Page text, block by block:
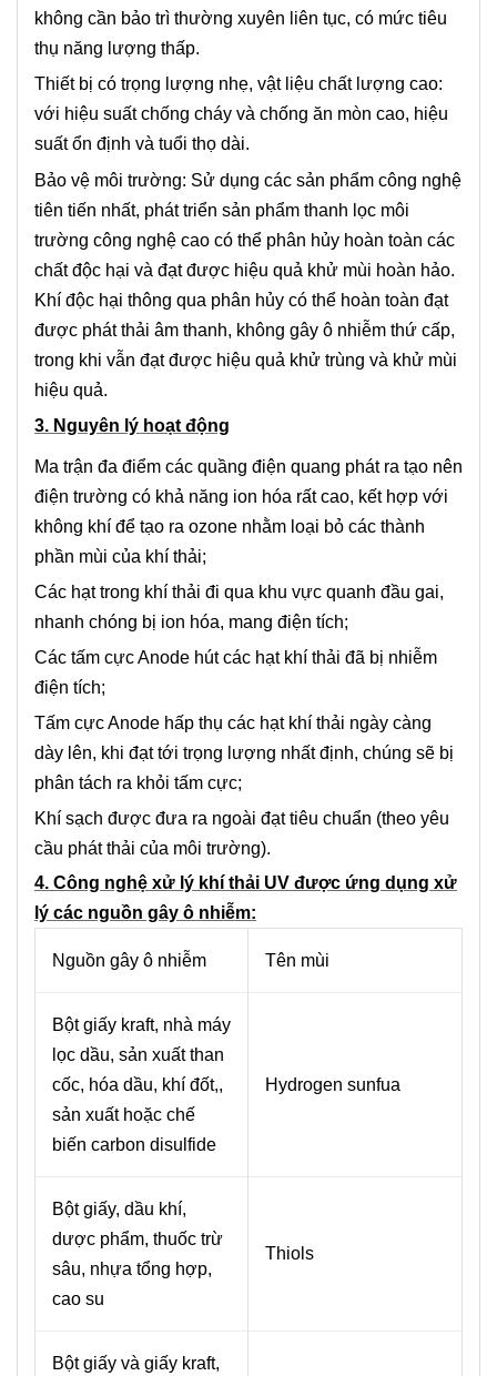
không cần bảo trì thường xuyên liên tục, có mức tiêu
thụ năng lượng thấp.
Thiết bị có trọng lượng nhẹ, vật liệu chất lượng cao:
với hiệu suất chống cháy và chống ăn mòn cao, hiệu
suất ổn định và tuổi thọ dài.
Bảo vệ môi trường: Sử dụng các sản phẩm công nghệ
tiên tiến nhất, phát triển sản phẩm thanh lọc môi
trường công nghệ cao có thể phân hủy hoàn toàn các
chất độc hại và đạt được hiệu quả khử mùi hoàn hảo.
Khí độc hại thông qua phân hủy có thể hoàn toàn đạt
được phát thải âm thanh, không gây ô nhiễm thứ cấp,
trong khi vẫn đạt được hiệu quả khử trùng và khử mùi
hiệu quả.
3. Nguyên lý hoạt động
Ma trận đa điểm các quầng điện quang phát ra tạo nên
điện trường có khả năng ion hóa rất cao, kết hợp với
không khí để tạo ra ozone nhằm loại bỏ các thành
phần mùi của khí thải;
Các hạt trong khí thải đi qua khu vực quanh đầu gai,
nhanh chóng bị ion hóa, mang điện tích;
Các tấm cực Anode hút các hạt khí thải đã bị nhiễm
điện tích;
Tấm cực Anode hấp thụ các hạt khí thải ngày càng
dày lên, khi đạt tới trọng lượng nhất định, chúng sẽ bị
phân tách ra khỏi tấm cực;
Khí sạch được đưa ra ngoài đạt tiêu chuẩn (theo yêu
cầu phát thải của môi trường).
4. Công nghệ xử lý khí thải UV được ứng dụng xử
lý các nguồn gây ô nhiễm:
Nguồn gây ô nhiễm Tên mùi
Bột giấy kraft, nhà máy
lọc dầu, sản xuất than
cốc, hóa dầu, khí đốt,,
sản xuất hoặc chế
biến carbon disulfide
Hydrogen sunfua
Bột giấy, dầu khí,
dược phẩm, thuốc trừ
sâu, nhựa tổng hợp,
cao su
Thiols
Bột giấy và giấy kraft,